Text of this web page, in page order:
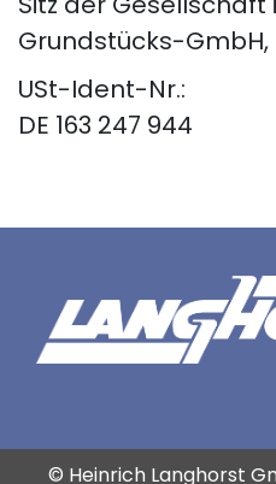
Grundstücks-GmbH,
USt-Ident-Nr.:
DE 163 247 944
© Heinrich Langhorst